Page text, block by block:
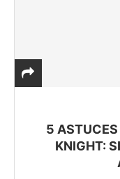
5 ASTUCES
KNIGHT: